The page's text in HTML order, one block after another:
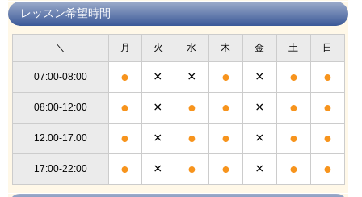
レッスン希望時間
＼ 月 火 水 木 金 土 日
07:00-08:00 ● × × ● × ● ●
08:00-12:00 ● × ● ● × ● ●
12:00-17:00 ● × ● ● × ● ●
17:00-22:00 ● × ● ● × ● ●